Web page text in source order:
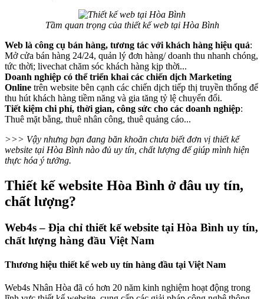
Tầm quan trọng của thiết kế web tại Hòa Bình
Web là công cụ bán hàng, tương tác với khách hàng hiệu quả:
Mở cửa bán hàng 24/24, quản lý đơn hàng/ doanh thu nhanh chóng,
tức thời; livechat chăm sóc khách hàng kịp thời...
Doanh nghiệp có thể triển khai các chiến dịch Marketing
Online trên website bên cạnh các chiến dịch tiếp thị truyền thống để
thu hút khách hàng tiềm năng và gia tăng tỷ lệ chuyển đổi.
Tiết kiệm chi phí, thời gian, công sức cho các doanh nghiệp:
Thuê mặt bằng, thuê nhân công, thuê quảng cáo...
>>> Vậy nhưng bạn đang băn khoăn chưa biết đơn vị thiết kế
website tại Hòa Bình nào đủ uy tín, chất lượng để giúp mình hiện
thực hóa ý tưởng.
Thiết kế website Hòa Bình ở đâu uy tín,
chất lượng?
Web4s – Địa chỉ thiết kế website tại Hòa Bình uy tín,
chất lượng hàng đầu Việt Nam
Thương hiệu thiết kế web uy tín hàng đầu tại Việt Nam
Web4s Nhân Hòa đã có hơn 20 năm kinh nghiệm hoạt động trong